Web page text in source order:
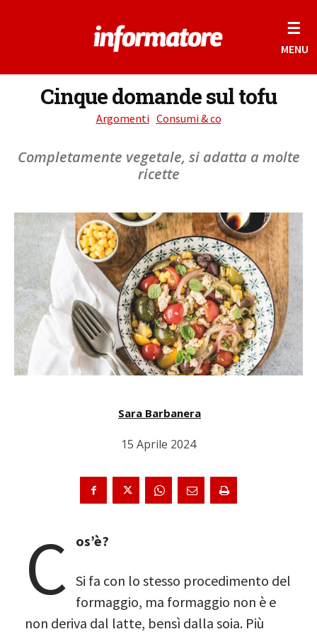
☰
MENU
Cinque domande sul tofu
Argomenti Consumi & co
Completamente vegetale, si adatta a molte
ricette
Sara Barbanera
15 Aprile 2024
C os’è?
Si fa con lo stesso procedimento del
formaggio, ma formaggio non è e
non deriva dal latte, bensì dalla soia. Più